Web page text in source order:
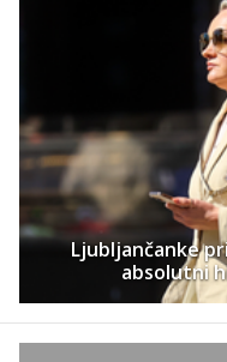
Ljubljančanke
absolutni